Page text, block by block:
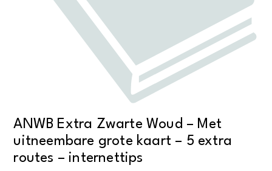
ANWB Extra Zwarte Woud – Met
uitneembare grote kaart – 5 extra
routes – internettips